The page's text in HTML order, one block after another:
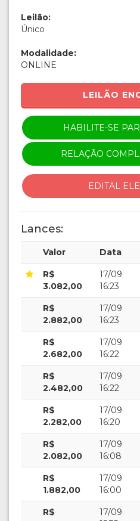
Leilão:
Único
Modalidade:
ONLINE
LEILÃO
HABILITE-SE
RELAÇÃO
EDITAL
Lances:
Valor Data
R$
3.082,00
17/09
16:23
R$
2.882,00
17/09
16:23
R$
2.682,00
17/09
16:22
R$
2.482,00
17/09
16:22
R$
2.282,00
17/09
16:20
R$
2.082,00
17/09
16:08
R$
1.882,00
17/09
16:00
R$
17/09